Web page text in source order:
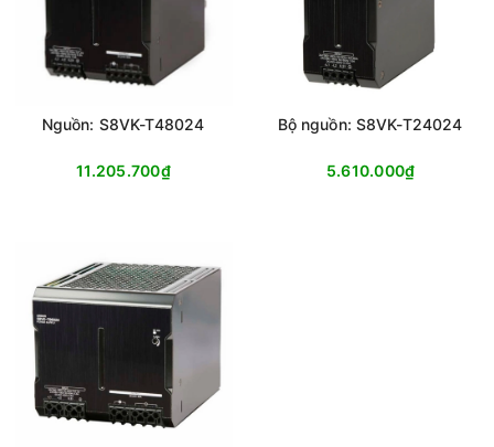
Nguồn: S8VK-T48024
11.205.700₫
Bộ nguồn: S8VK-T24024
5.610.000₫